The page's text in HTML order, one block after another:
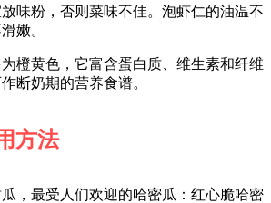
味粉，否则菜味不佳。泡虾仁的油温不
嫩。
橙黄色，它富含蛋白质、维生素和纤维
断奶期的营养食谱。
方法
，最受人们欢迎的哈密瓜：红心脆哈密